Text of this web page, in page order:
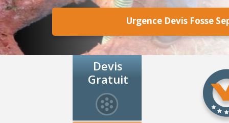
Urgence Devis Fosse
Devis
Gratuit